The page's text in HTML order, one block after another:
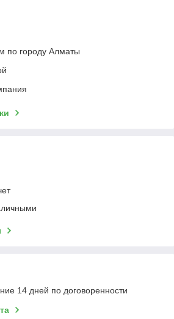
по городу Алматы
14 дней по договоренности